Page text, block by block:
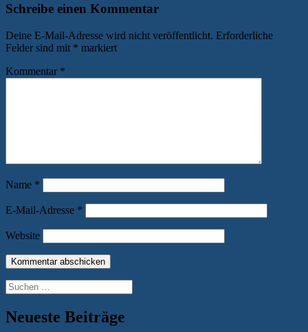
Schreibe einen Kommentar
Deine E-Mail-Adresse wird nicht veröffentlicht. Erforderliche
Felder sind mit * markiert
Kommentar *
Name *
E-Mail-Adresse *
Website
Suchen
nach:
Neueste Beiträge